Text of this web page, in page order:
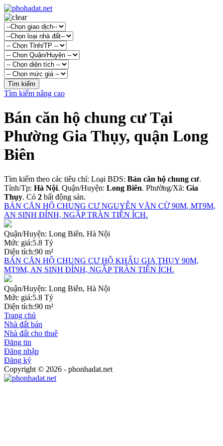
Tìm kiếm nâng cao
Bán căn hộ chung cư Tại
Phường Gia Thụy, quận Long
Biên
Tìm kiếm theo các tiêu chí: Loại BDS: Bán căn hộ chung cư.
Tỉnh/Tp: Hà Nội. Quận/Huyện: Long Biên. Phường/Xã: Gia
Thụy. Có 2 bất động sản.
BÁN CĂN HỘ CHUNG CƯ NGUYỄN VĂN CỪ 90M, MT9M,
AN SINH ĐỈNH, NGẬP TRÀN TIỆN ÍCH.
Quận/Huyện: Long Biên, Hà Nội
Mức giá:5.8 Tỷ
Diện tích:90 m²
BÁN CĂN HỘ CHUNG CƯ HỘ KHẨU GIA THỤY 90M,
MT9M, AN SINH ĐỈNH, NGẬP TRÀN TIỆN ÍCH.
Quận/Huyện: Long Biên, Hà Nội
Mức giá:5.8 Tỷ
Diện tích:90 m²
Trang chủ
Nhà đất bán
Nhà đất cho thuê
Đăng tin
Đăng nhập
Đăng ký
Copyright © 2026 - phonhadat.net